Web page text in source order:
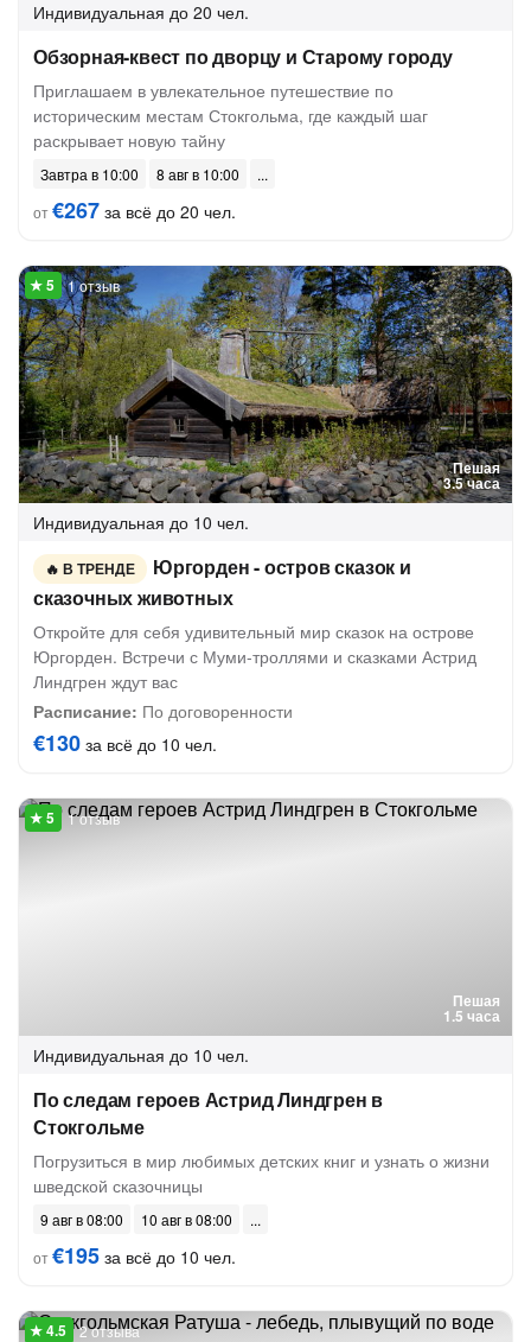
Индивидуальная до 20 чел.
Обзорная-квест по дворцу и Старому городу
Приглашаем в увлекательное путешествие по
историческим местам Стокгольма, где каждый шаг
раскрывает новую тайну
Завтра в 10:00
8 авг в 10:00
от€267 за всё до 20 чел.
Пешая
3.5 часа
1 отзыв
Индивидуальная до 10 чел.
В ТРЕНДЕ
Юргорден - остров сказок и
сказочных животных
Откройте для себя удивительный мир сказок на острове
Юргорден. Встречи с Муми-троллями и сказками Астрид
Линдгрен ждут вас
Расписание: По договоренности
€130 за всё до 10 чел.
Пешая
1.5 часа
1 отзыв
Индивидуальная до 10 чел.
По следам героев Астрид Линдгрен в
Стокгольме
Погрузиться в мир любимых детских книг и узнать о жизни
шведской сказочницы
9 авг в 08:00
10 авг в 08:00
от€195 за всё до 10 чел.
2 отзыва